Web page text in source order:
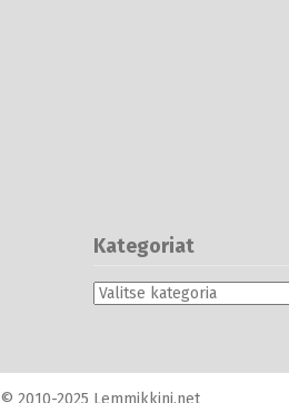
Kategoriat
Kategoriat
© 2010-2025 Lemmikkini.net